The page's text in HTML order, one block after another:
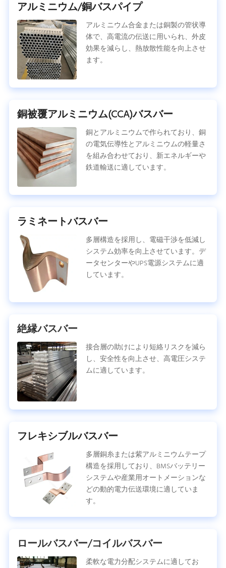
アルミニウム/銅バスパイプ
アルミニウム合金または銅製の管状導
体で、高電流の伝送に用いられ、外皮
効果を減らし、熱放散性能を向上させ
ます。
銅被覆アルミニウム(CCA)バスバー
銅とアルミニウムで作られており、銅
の電気伝導性とアルミニウムの軽量さ
を組み合わせており、新エネルギーや
鉄道輸送に適しています。
ラミネートバスバー
多層構造を採用し、電磁干渉を低減し
システム効率を向上させています。デ
ータセンターやUPS電源システムに適
しています。
絶縁バスバー
接合層の助けにより短絡リスクを減ら
し、安全性を向上させ、高電圧システ
ムに適しています。
フレキシブルバスバー
多層銅糸または紫アルミニウムテープ
構造を採用しており、BMSバッテリー
システムや産業用オートメーションな
どの動的電力伝送環境に適していま
す。
ロールバスバー/コイルバスバー
柔軟な電力分配システムに適してお